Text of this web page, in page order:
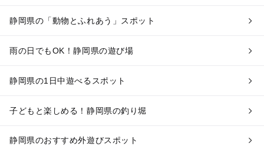
静岡県の「動物とふれあう」スポット
雨の日でもOK！静岡県の遊び場
静岡県の1日中遊べるスポット
子どもと楽しめる！静岡県の釣り堀
静岡県のおすすめ外遊びスポット